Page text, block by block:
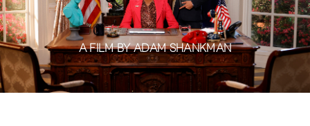
A FILM BY ADAM SHANKMAN